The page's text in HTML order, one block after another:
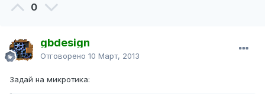
0
gbdesign
Отговорено 10 Март, 2013
Задай на микротика: